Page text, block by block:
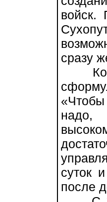
войск.
сразу
суток
после